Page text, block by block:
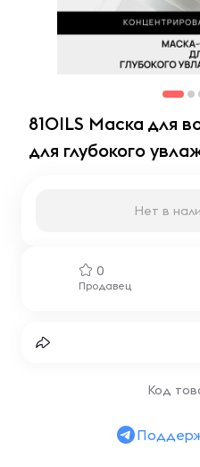
81OILS Маска для
для глубокого
0
Продавец
Нет в
Код